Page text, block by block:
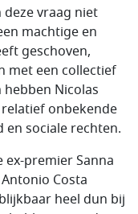
vraag niet
machtige en
geschoven,
met een collectief
Nicolas
onbekende
en sociale rechten.
ex-premier Sanna
Costa
heel dun bij